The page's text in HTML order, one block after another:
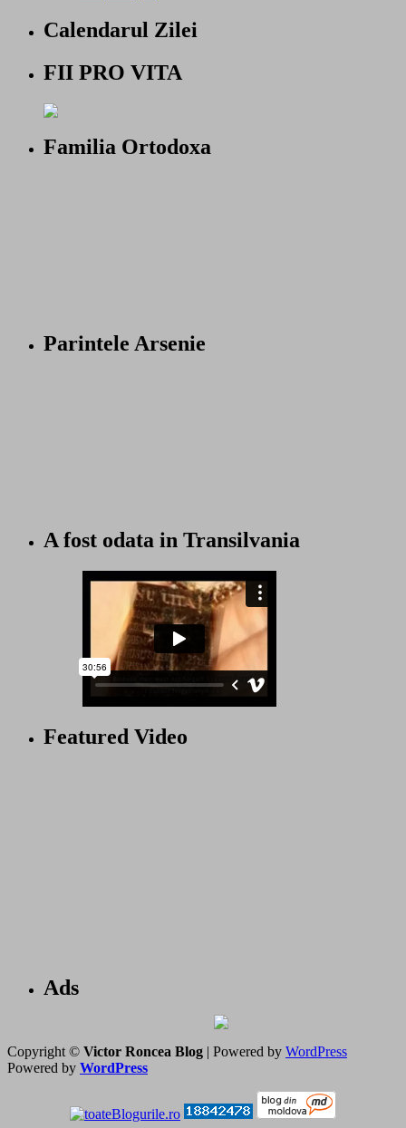
Calendarul Zilei
FII PRO VITA
Familia Ortodoxa
Parintele Arsenie
A fost odata in Transilvania
Featured Video
Ads
Copyright © Victor Roncea Blog | Powered by WordPress
Powered by WordPress